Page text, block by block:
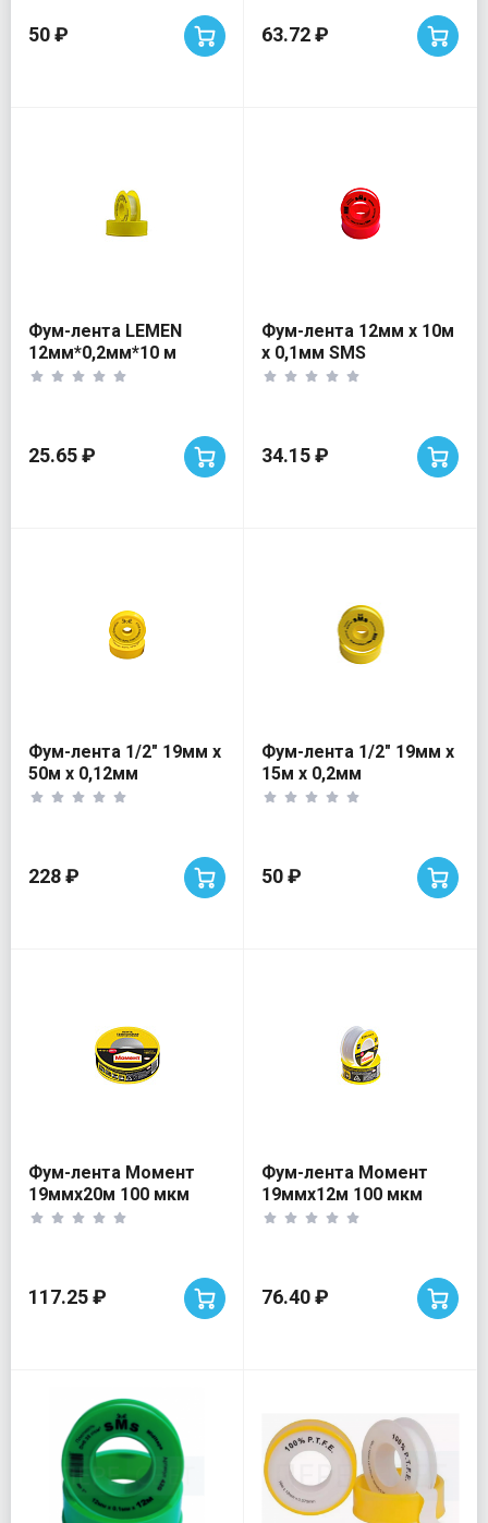
50 ₽ 63.72 ₽
Фум-лента LEMEN
12мм*0,2мм*10 м
25.65 ₽
Фум-лента 12мм х 10м
х 0,1мм SMS
MULTITAPE 1гр/см
34.15 ₽
Фум-лента 1/2" 19мм х
50м х 0,12мм
228 ₽
Фум-лента 1/2" 19мм х
15м х 0,2мм
50 ₽
Фум-лента Момент
19ммx20м 100 мкм
117.25 ₽
Фум-лента Момент
19ммx12м 100 мкм
76.40 ₽